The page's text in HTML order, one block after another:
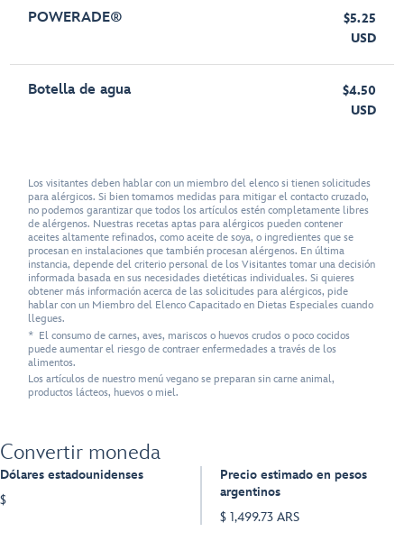
POWERADE®
$5.25
USD
Botella de agua
$4.50
USD
Los visitantes deben hablar con un miembro del elenco si tienen solicitudes
para alérgicos. Si bien tomamos medidas para mitigar el contacto cruzado,
no podemos garantizar que todos los artículos estén completamente libres
de alérgenos. Nuestras recetas aptas para alérgicos pueden contener
aceites altamente refinados, como aceite de soya, o ingredientes que se
procesan en instalaciones que también procesan alérgenos. En última
instancia, depende del criterio personal de los Visitantes tomar una decisión
informada basada en sus necesidades dietéticas individuales. Si quieres
obtener más información acerca de las solicitudes para alérgicos, pide
hablar con un Miembro del Elenco Capacitado en Dietas Especiales cuando
llegues.
* El consumo de carnes, aves, mariscos o huevos crudos o poco cocidos
puede aumentar el riesgo de contraer enfermedades a través de los
alimentos.
Los artículos de nuestro menú vegano se preparan sin carne animal,
productos lácteos, huevos o miel.
Convertir moneda
Dólares estadounidenses
$
Precio estimado en pesos
argentinos
$ 1,499.73 ARS